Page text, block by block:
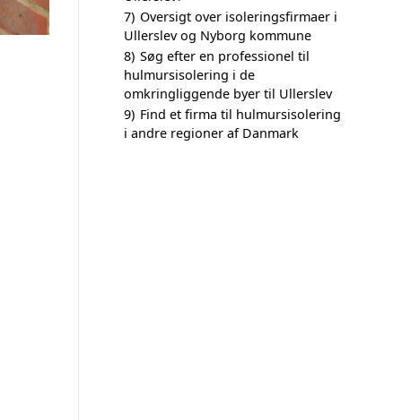
7) Oversigt over isoleringsfirmaer i
Ullerslev og Nyborg kommune
8) Søg efter en professionel til
hulmursisolering i de
omkringliggende byer til Ullerslev
9) Find et firma til hulmursisolering
i andre regioner af Danmark